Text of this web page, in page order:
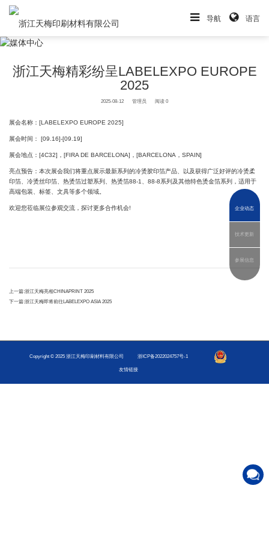
导航 语言
浙江天梅精彩纷呈LABELEXPO EUROPE
2025
2025-08-12 管理员 阅读 0
展会名称：[LABELEXPO EUROPE 2025]
展会时间： [09.16]-[09.19]
展会地点：[4C32]，[FIRA DE BARCELONA]，[BARCELONA，SPAIN]
亮点预告：本次展会我们将重点展示最新系列的冷烫胶印箔产品、以及获得广泛好评的冷烫柔
印箔、冷烫丝印箔、热烫箔过塑系列、热烫箔88-1、88-8系列及其他特色烫金箔系列，适用于
高端包装、标签、文具等多个领域。
欢迎您莅临展位参观交流，探讨更多合作机会!
上一篇:浙江天梅亮相CHINAPRINT 2025
下一篇:浙江天梅即将前往LABELEXPO ASIA 2025
Copyright © 2025 浙江天梅印刷材料有限公司 浙ICP备2022024757号-1
友情链接
企业动态
技术更新
参展信息